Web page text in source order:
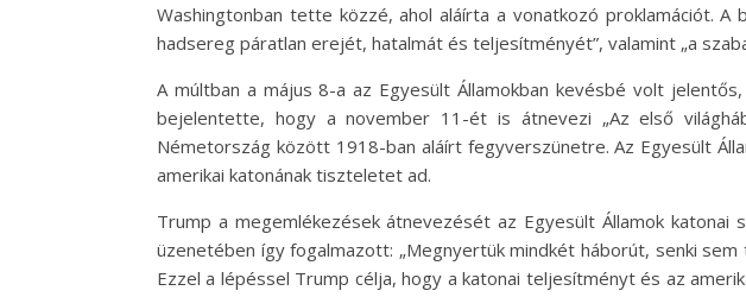
Washingtonban tette közzé, ahol aláírta a vonatkozó proklamációt.
hadsereg páratlan erejét, hatalmát és teljesítményét”, valamint „a
A múltban a május 8-a az Egyesült Államokban kevésbé volt
bejelentette, hogy a november 11-ét is átnevezi „Az első
Németország között 1918-ban aláírt fegyverszünetre. Az Egyesült
amerikai katonának tiszteletet ad.
Trump a megemlékezések átnevezését az Egyesült Államok
üzenetében így fogalmazott: „Megnyertük mindkét háborút, senki
Ezzel a lépéssel Trump célja, hogy a katonai teljesítményt és az